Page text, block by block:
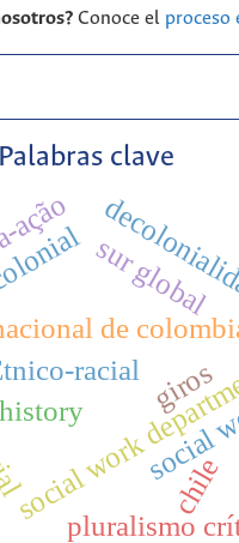
Conoce el
Palabras clave
social
history
social work
de
sur global
giros
chile
racial
pluralismo